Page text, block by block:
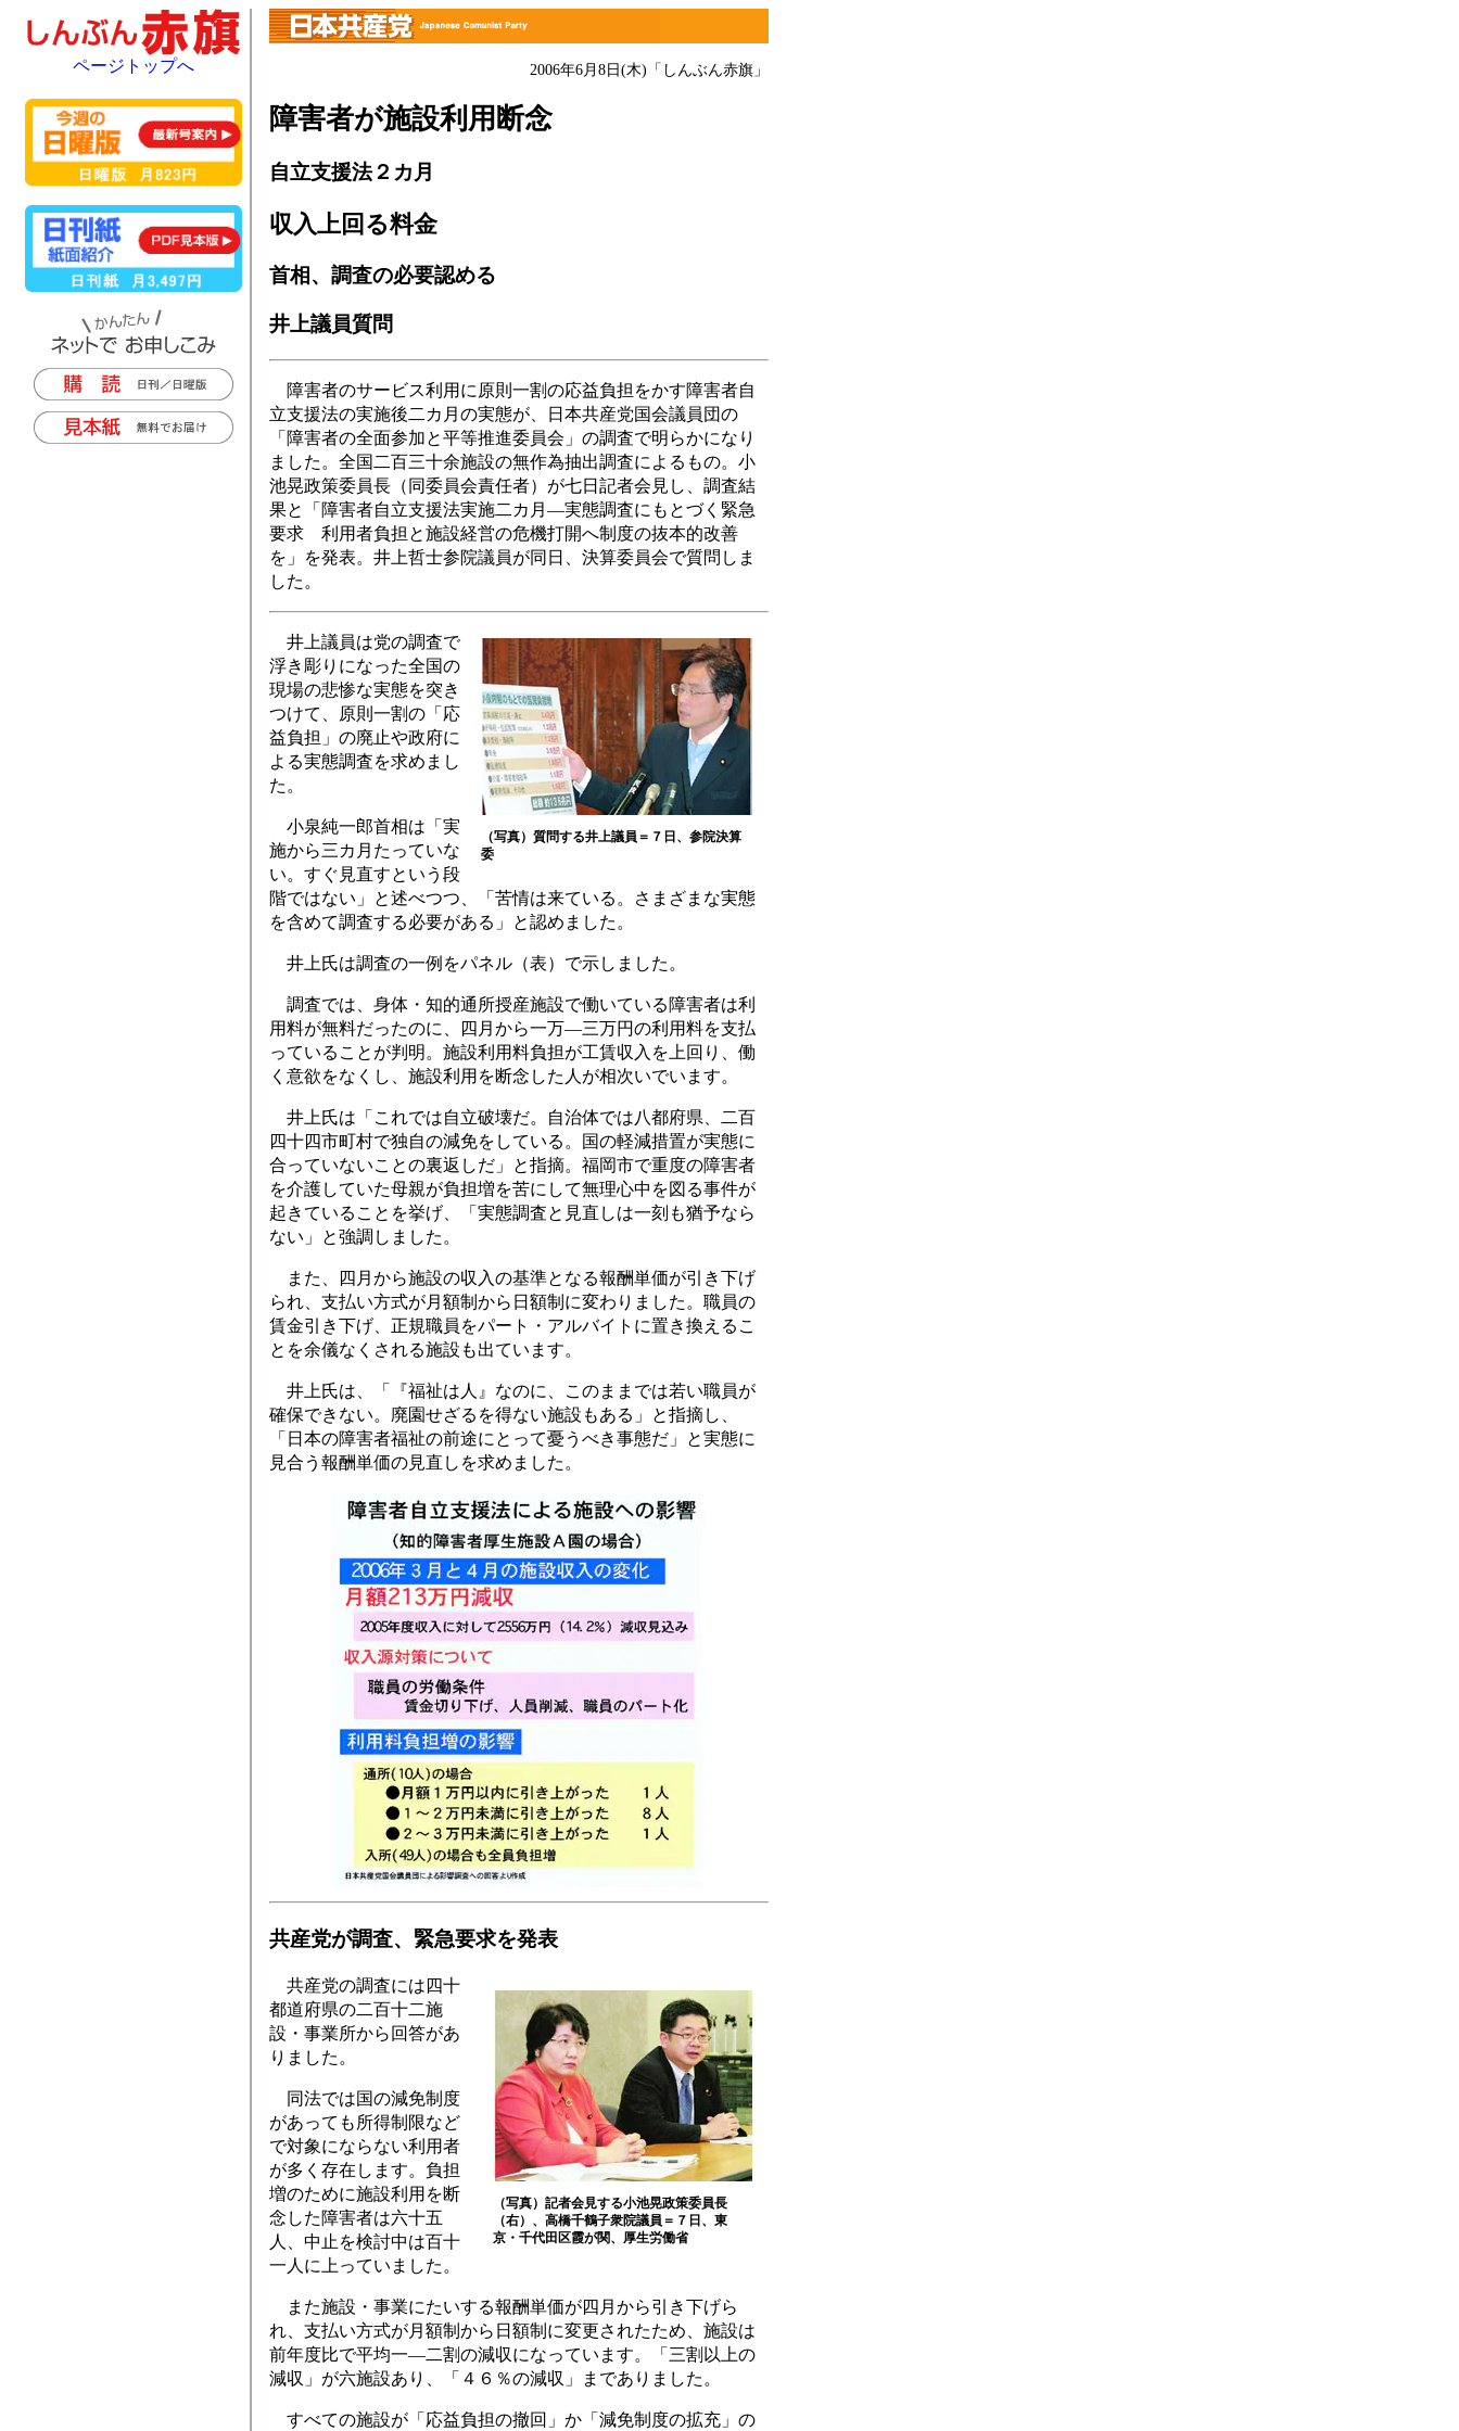
2006年6月8日(木) 「しんぶん赤旗」
障害者が施設利用断念
自立支援法２カ月
収入上回る料金
首相、調査の必要認める
井上議員質問
障害者のサービス利用に原則一割の応益負担をかす障害者自
立支援法の実施後二カ月の実態が、日本共産党国会議員団の
「障害者の全面参加と平等推進委員会」の調査で明らかになり
ました。全国二百三十余施設の無作為抽出調査によるもの。小
池晃政策委員長（同委員会責任者）が七日記者会見し、調査結
果と「障害者自立支援法実施二カ月―実態調査にもとづく緊急
要求 利用者負担と施設経営の危機打開へ制度の抜本的改善
を」を発表。井上哲士参院議員が同日、決算委員会で質問しま
した。
（写真）質問する井上議員＝７日、参院決算
委
井上議員は党の調査で
浮き彫りになった全国の
現場の悲惨な実態を突き
つけて、原則一割の「応
益負担」の廃止や政府に
よる実態調査を求めまし
た。
小泉純一郎首相は「実
施から三カ月たっていな
い。すぐ見直すという段
階ではない」と述べつつ、「苦情は来ている。さまざまな実態
を含めて調査する必要がある」と認めました。
井上氏は調査の一例をパネル（表）で示しました。
調査では、身体・知的通所授産施設で働いている障害者は利
用料が無料だったのに、四月から一万―三万円の利用料を支払
っていることが判明。施設利用料負担が工賃収入を上回り、働
く意欲をなくし、施設利用を断念した人が相次いでいます。
井上氏は「これでは自立破壊だ。自治体では八都府県、二百
四十四市町村で独自の減免をしている。国の軽減措置が実態に
合っていないことの裏返しだ」と指摘。福岡市で重度の障害者
を介護していた母親が負担増を苦にして無理心中を図る事件が
起きていることを挙げ、「実態調査と見直しは一刻も猶予なら
ない」と強調しました。
また、四月から施設の収入の基準となる報酬単価が引き下げ
られ、支払い方式が月額制から日額制に変わりました。職員の
賃金引き下げ、正規職員をパート・アルバイトに置き換えるこ
とを余儀なくされる施設も出ています。
井上氏は、「『福祉は人』なのに、このままでは若い職員が
確保できない。廃園せざるを得ない施設もある」と指摘し、
「日本の障害者福祉の前途にとって憂うべき事態だ」と実態に
見合う報酬単価の見直しを求めました。
共産党が調査、緊急要求を発表
（写真）記者会見する小池晃政策委員長
（右）、高橋千鶴子衆院議員＝７日、東
京・千代田区霞が関、厚生労働省
共産党の調査には四十
都道府県の二百十二施
設・事業所から回答があ
りました。
同法では国の減免制度
があっても所得制限など
で対象にならない利用者
が多く存在します。負担
増のために施設利用を断
念した障害者は六十五
人、中止を検討中は百十
一人に上っていました。
また施設・事業にたいする報酬単価が四月から引き下げら
れ、支払い方式が月額制から日額制に変更されたため、施設は
前年度比で平均一―二割の減収になっています。「三割以上の
減収」が六施設あり、「４６％の減収」までありました。
すべての施設が「応益負担の撤回」か「減免制度の拡充」の
ページトップへ